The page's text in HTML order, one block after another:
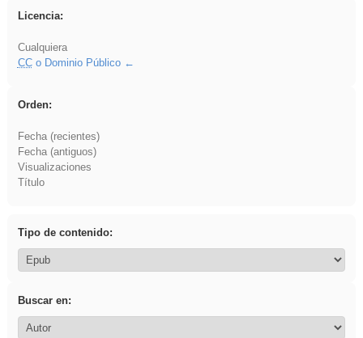
Licencia:
Cualquiera
CCo Dominio Público
Orden:
Fecha (recientes)
Fecha (antiguos)
Visualizaciones
Título
Tipo de contenido:
Buscar en: